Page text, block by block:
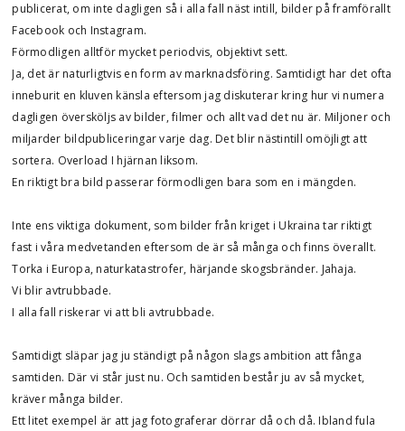
publicerat, om inte dagligen så i alla fall näst intill, bilder på framförallt
Facebook och Instagram.
Förmodligen alltför mycket periodvis, objektivt sett.
Ja, det är naturligtvis en form av marknadsföring. Samtidigt har det ofta
inneburit en kluven känsla eftersom jag diskuterar kring hur vi numera
dagligen översköljs av bilder, filmer och allt vad det nu är. Miljoner och
miljarder bildpubliceringar varje dag. Det blir nästintill omöjligt att
sortera. Overload I hjärnan liksom.
En riktigt bra bild passerar förmodligen bara som en i mängden.
Inte ens viktiga dokument, som bilder från kriget i Ukraina tar riktigt
fast i våra medvetanden eftersom de är så många och finns överallt.
Torka i Europa, naturkatastrofer, härjande skogsbränder. Jahaja.
Vi blir avtrubbade.
I alla fall riskerar vi att bli avtrubbade.
Samtidigt släpar jag ju ständigt på någon slags ambition att fånga
samtiden. Där vi står just nu. Och samtiden består ju av så mycket,
kräver många bilder.
Ett litet exempel är att jag fotograferar dörrar då och då. Ibland fula